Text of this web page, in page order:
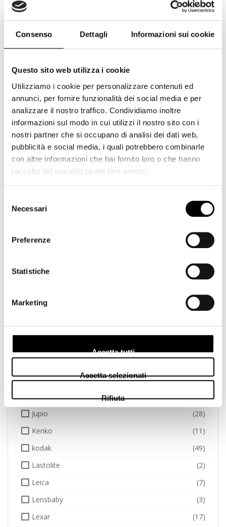
Consenso Dettagli Informazioni sui cookie
Questo sito web utilizza i cookie
Utilizziamo i cookie per personalizzare contenuti ed
annunci, per fornire funzionalità dei social media e per
analizzare il nostro traffico. Condividiamo inoltre
informazioni sul modo in cui utilizzi il nostro sito con i
nostri partner che si occupano di analisi dei dati web,
pubblicità e social media, i quali potrebbero combinarle
con altre informazioni che hai fornito loro o che hanno
raccolto dal tuo utilizzo dei loro servizi.
delNecessari
Preferenze
Statistiche
Marketing
Accetta tutti
Accetta selezionati
Rifiuta
Corsair
(7)
Cullmann
(1)
Dorr
Duracell
Elgato
Energizer
(5)
Epson
(5)
Eyecam
(8)
Feiyutech
Fujifilm
(220)
Gepe
(2)
GoPro
(1)
(7)
(11)
Hoya
(20)
Jeep
(1)
Joby
(6)
Jupio
(28)
Kenko
(11)
kodak
(49)
Lastolite
(2)
Leica
(7)
Lensbaby
(3)
Lexar
(17)